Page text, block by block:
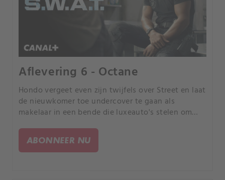
Aflevering 6 - Octane
Hondo vergeet even zijn twijfels over Street en laat
de nieuwkomer toe undercover te gaan als
makelaar in een bende die luxeauto's stelen om
ABONNEER NU